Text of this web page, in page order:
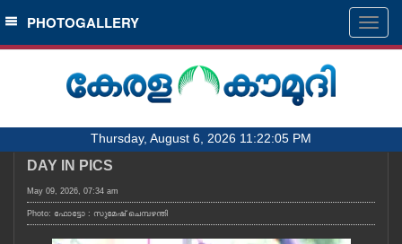
SECTIONS
HOME
NOTIFIED NEWS
KERALA
PHOTOGALLERY
Thursday, August 6, 2026 11:22:05 PM
DAY IN PICS
May 09, 2026, 07:34 am
Photo: ഫോട്ടോ : സുമേഷ് ചെമ്പഴന്തി